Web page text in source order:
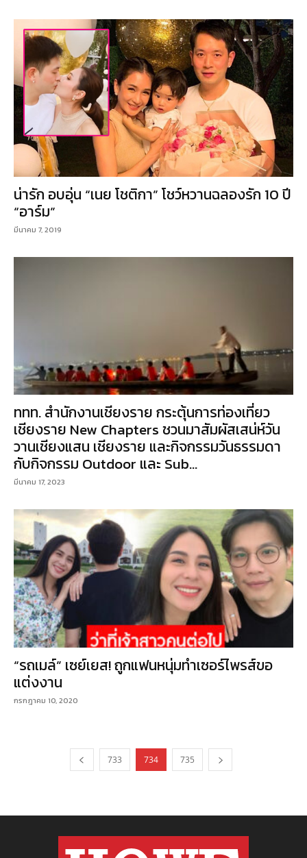
น่ารัก อบอุ่น “เนย โชติกา” โชว์หวานฉลองรัก 10 ปี
“อาร์ม”
มีนาคม 7, 2019
ททท. สำนักงานเชียงราย กระตุ้นการท่องเที่ยว
เชียงราย New Chapters ชวนมาสัมผัสเสน่ห์วัน
วานเชียงแสน เชียงราย และกิจกรรมวันธรรมดา
กับกิจกรรม Outdoor และ Sub...
มีนาคม 17, 2023
“รถเมล์” เซย์เยส! ถูกแฟนหนุ่มทำเซอร์ไพรส์ขอ
แต่งงาน
กรกฎาคม 10, 2020
733 734 735